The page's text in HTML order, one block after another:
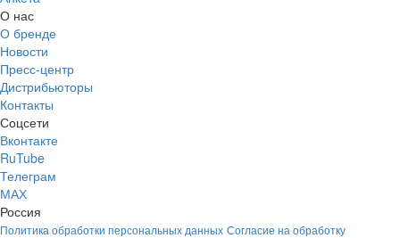
О нас
О бренде
Новости
Пресс-центр
Дистрибьюторы
Контакты
Соцсети
Вконтакте
RuTube
Телеграм
МАХ
Россия
Политика обработки персональных данных Согласие на обработку